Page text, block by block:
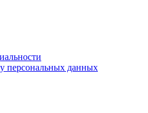
персональных данных